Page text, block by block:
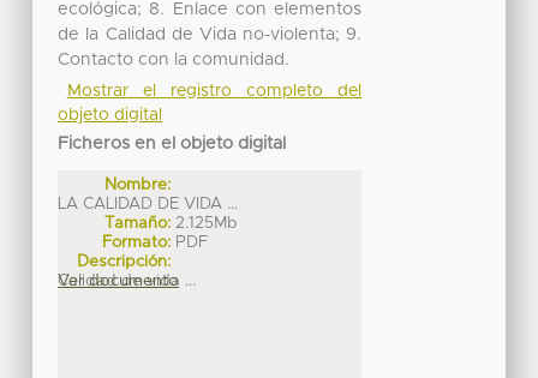
ecológica; 8. Enlace con elementos
de la Calidad de Vida no-violenta; 9.
Contacto con la comunidad.
Mostrar el registro completo del
objeto digital
Ficheros en el objeto digital
Nombre:
LA CALIDAD DE VIDA ...
Tamaño: 2.125Mb
Formato: PDF
Descripción:
Calidad de vida ...
Ver documento